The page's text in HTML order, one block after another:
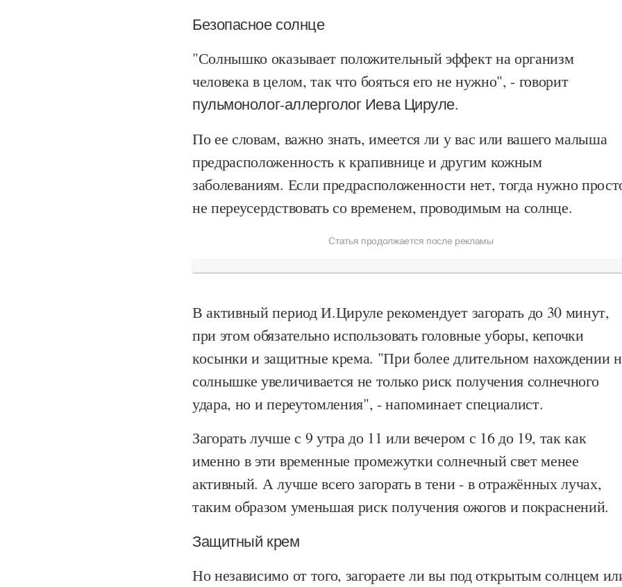
Безопасное солнце
"Солнышко оказывает положительный эффект на организм
человека в целом, так что бояться его не нужно", - говорит
пульмонолог-аллерголог Иева Цируле.
По ее словам, важно знать, имеется ли у вас или вашего малыша
предрасположенность к крапивнице и другим кожным
заболеваниям. Если предрасположенности нет, тогда нужно
не переусердствовать со временем, проводимым на солнце.
Статья продолжается после рекламы
В активный период И.Цируле рекомендует загорать до 30 минут,
при этом обязательно использовать головные уборы, кепочки
косынки и защитные крема. "При более длительном нахождении
солнышке увеличивается не только риск получения солнечного
удара, но и переутомления", - напоминает специалист.
Загорать лучше с 9 утра до 11 или вечером с 16 до 19, так как
именно в эти временные промежутки солнечный свет менее
активный. А лучше всего загорать в тени - в отражённых лучах,
таким образом уменьшая риск получения ожогов и покраснений.
Защитный крем
Но независимо от того, загораете ли вы под открытым солнцем